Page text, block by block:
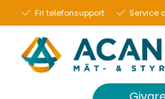
Fri telefonsupport Service